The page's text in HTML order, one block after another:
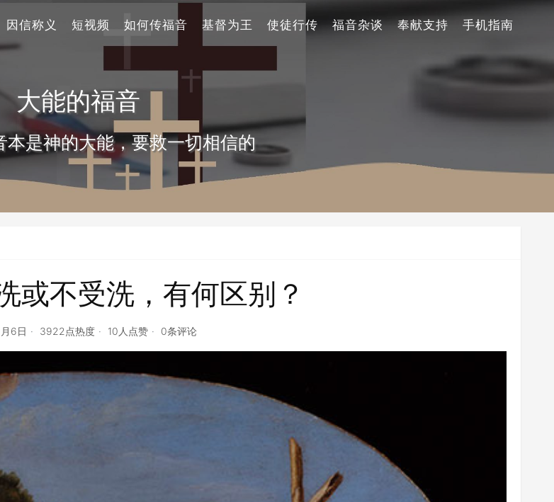
因信称义 短视频 如何传福音 基督为王 使徒行传 福音杂谈 奉献支持 手机指南
大能的福音
本是神的大能，要救一切相信的
或不受洗，有何区别？
6日 3922点热度 10人点赞 0条评论